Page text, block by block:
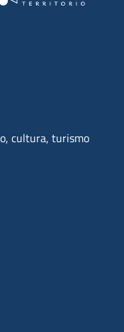
cultura, turismo